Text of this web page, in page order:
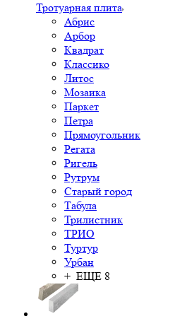
Тротуарная плита
Абрис
Арбор
Квадрат
Классико
Литос
Мозаика
Паркет
Петра
Прямоугольник
Регата
Ригель
Рутрум
Старый город
Табула
Трилистник
ТРИО
Туртур
Урбан
+ ЕЩЕ 8